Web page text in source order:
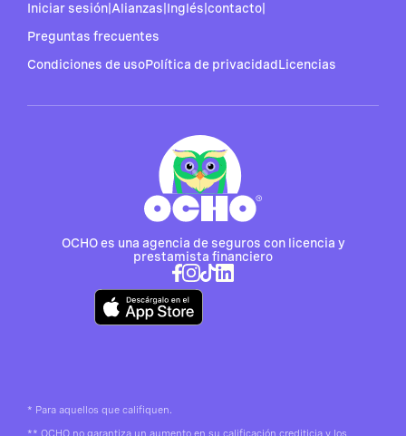
OCHO es una agencia de seguros con licencia y
prestamista financiero
Iniciar sesión Alianzas Inglés contacto
Preguntas frecuentes
Condiciones de usoPolítica de privacidadLicencias
* Para aquellos que califiquen.
** OCHO no garantiza un aumento en su calificación crediticia y los